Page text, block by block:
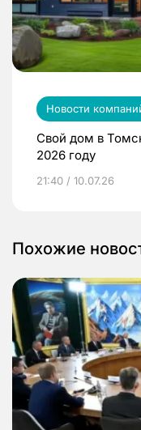
Новости
Свой дом в
2026 году
21:40 / 10.07.26
Похожие